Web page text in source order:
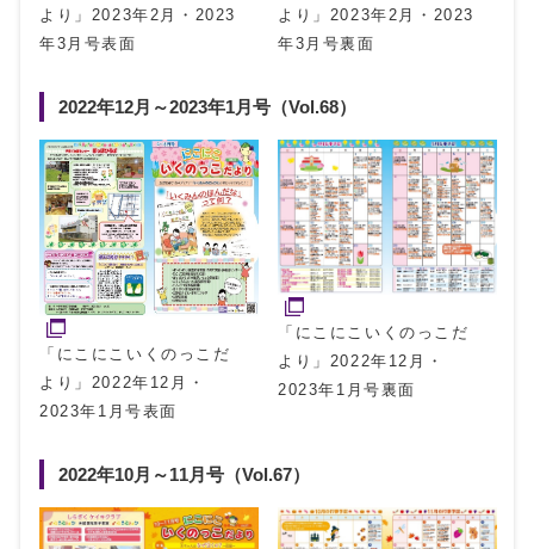
より」2023年2月・2023
年3月号表面
より」2023年2月・2023
年3月号裏面
2022年12月～2023年1月号（Vol.68）
「にこにこいくのっこだ
より」2022年12月・
2023年1月号表面
「にこにこいくのっこだ
より」2022年12月・
2023年1月号裏面
2022年10月～11月号（Vol.67）